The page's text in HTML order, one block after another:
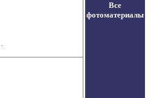
Все
фотоматериалы